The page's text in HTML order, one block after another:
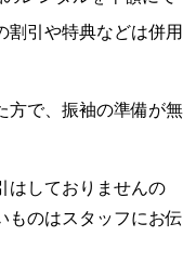
割引や特典などは併用
方で、振袖の準備が無
はしておりませんの
ものはスタッフにお伝